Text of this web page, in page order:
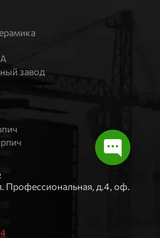
завод
Профессиональная, д.4, оф.